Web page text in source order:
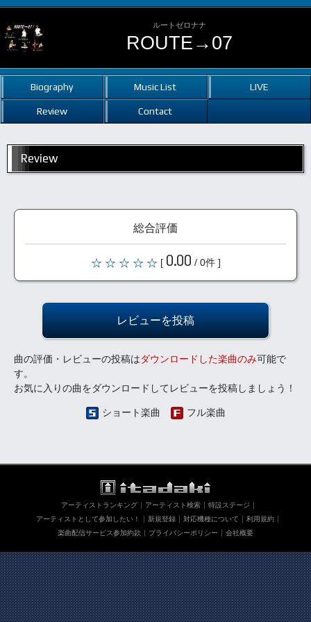
ルートゼロナナ
ROUTE→07
Biography Music List LIVE
Review Contact
Review
総合評価
[ 0.00 / 0件 ]
レビューを投稿
曲の評価・レビューの投稿はダウンロードした楽曲のみ可能で
す。
お気に入りの曲をダウンロードしてレビューを投稿しましょう！
ショート楽曲 フル楽曲
アーティストランキング アーティスト検索
特設ステージ
アーティストとして参加したい！
新規登録 対応機種について
利用規約
楽曲配信サービス参加約款
プライバシーポリシー 会社概要